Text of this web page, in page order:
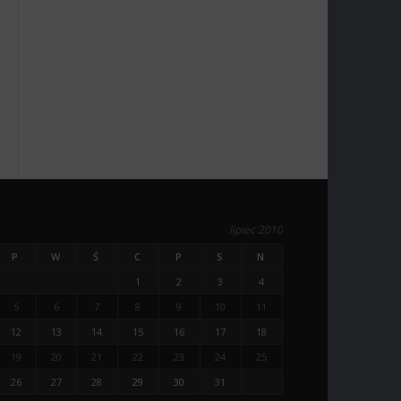
lipiec 2010
P W Ś C P S
N
1
2 3
4
5
6 7 8 9 10
11
12
13 14 15 16 17
18
19
20 21 22 23 24
25
26
27 28 29 30 31